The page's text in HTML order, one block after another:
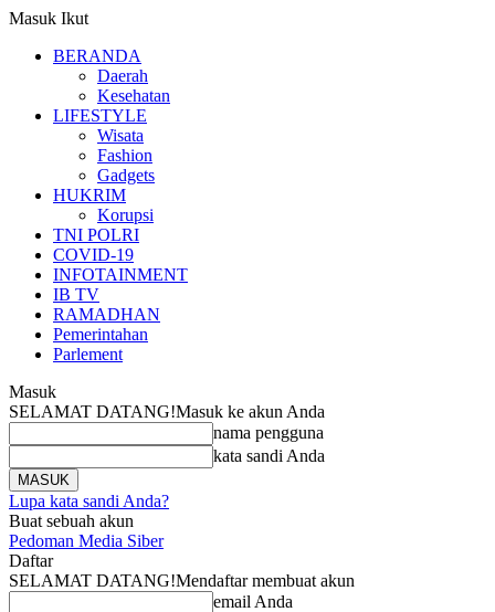
Masuk Ikut
BERANDA
Daerah
Kesehatan
LIFESTYLE
Wisata
Fashion
Gadgets
HUKRIM
Korupsi
TNI POLRI
COVID-19
INFOTAINMENT
IB TV
RAMADHAN
Pemerintahan
Parlement
Masuk
SELAMAT DATANG!Masuk ke akun Anda
nama pengguna
kata sandi Anda
Lupa kata sandi Anda?
Buat sebuah akun
Pedoman Media Siber
Daftar
SELAMAT DATANG!Mendaftar membuat akun
email Anda